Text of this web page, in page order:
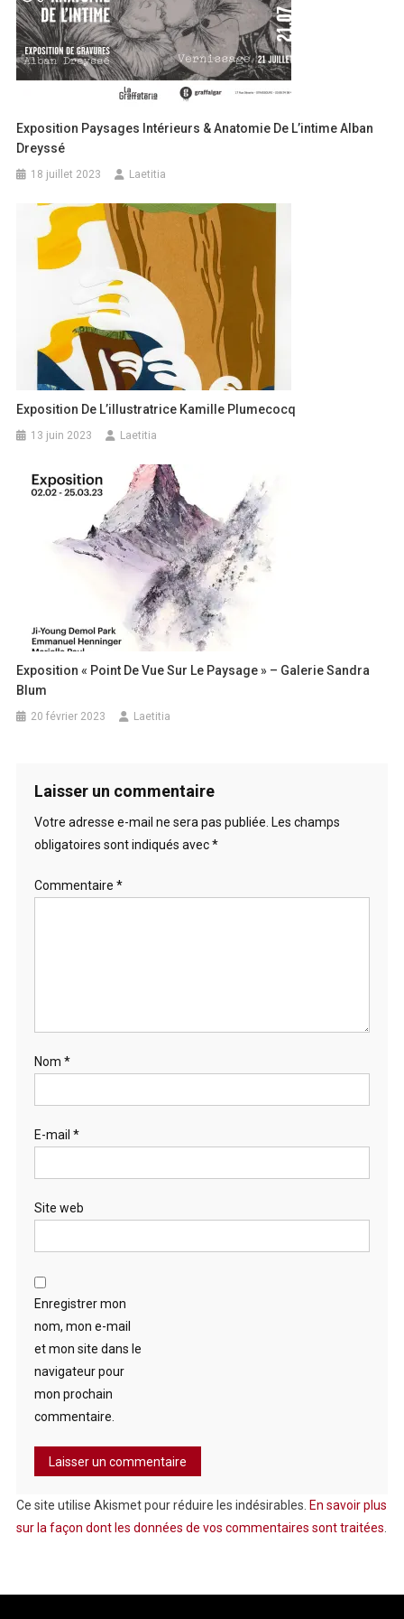
Exposition Paysages Intérieurs & Anatomie De L’intime Alban
Dreyssé
18 juillet 2023 Laetitia
Exposition De L’illustratrice Kamille Plumecocq
13 juin 2023 Laetitia
Exposition « Point De Vue Sur Le Paysage » – Galerie Sandra
Blum
20 février 2023 Laetitia
Laisser un commentaire
Votre adresse e-mail ne sera pas publiée. Les champs
obligatoires sont indiqués avec*
Commentaire *
Nom *
E-mail *
Site web
Enregistrer mon
nom, mon e-mail
et mon site dans le
navigateur pour
mon prochain
commentaire.
Ce site utilise Akismet pour réduire les indésirables. En savoir plus
sur la façon dont les données de vos commentaires sont traitées.